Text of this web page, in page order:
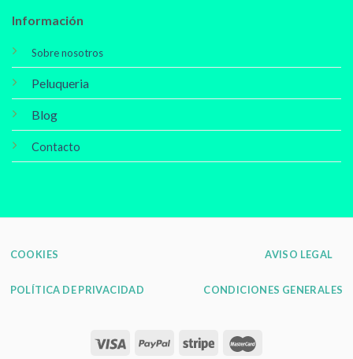
Información
Sobre nosotros
Peluqueria
Blog
Contacto
COOKIES
POLÍTICA DE PRIVACIDAD
AVISO LEGAL
CONDICIONES GENERALES